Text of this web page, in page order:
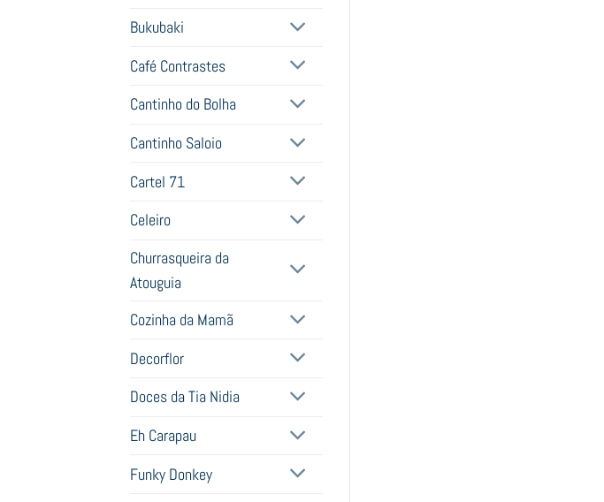
Bukubaki
Café Contrastes
Cantinho do Bolha
Cantinho Saloio
Cartel 71
Celeiro
Churrasqueira da
Atouguia
Cozinha da Mamã
Decorflor
Doces da Tia Nidia
Eh Carapau
Funky Donkey